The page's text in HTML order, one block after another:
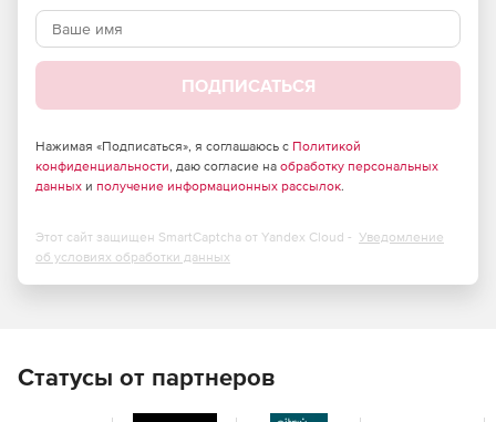
ПОДПИСАТЬСЯ
Нажимая «Подписаться», я соглашаюсь с Политикой
конфиденциальности, даю согласие на обработку персональных
данных и получение информационных рассылок.
Этот сайт защищен SmartCaptcha от Yandex Cloud - Уведомление
об условиях обработки данных
Статусы от партнеров